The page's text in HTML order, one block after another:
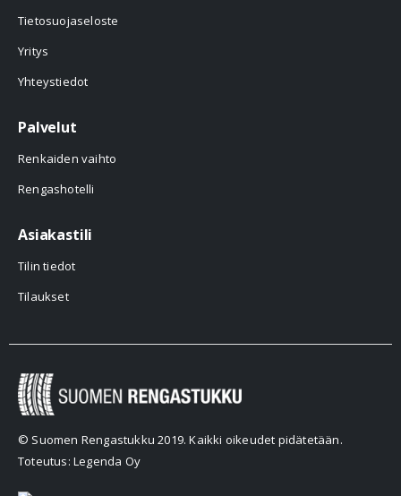
Tietosuojaseloste
Yritys
Yhteystiedot
Palvelut
Renkaiden vaihto
Rengashotelli
Asiakastili
Tilin tiedot
Tilaukset
© Suomen Rengastukku 2019. Kaikki oikeudet pidätetään.
Toteutus: Legenda Oy